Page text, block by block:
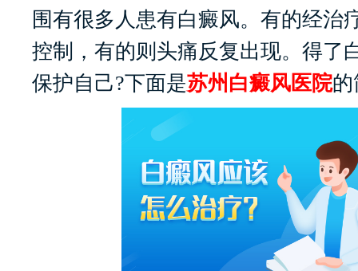
围有很多人患有白癜风。有的经治
控制，有的则头痛反复出现。得了
保护自己?下面是苏州白癜风医院的